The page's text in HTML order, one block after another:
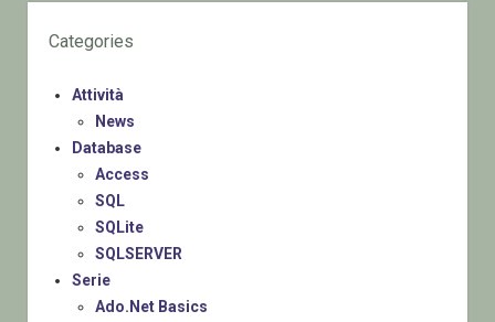
Categories
Attività
News
Database
Access
SQL
SQLite
SQLSERVER
Serie
Ado.Net Basics